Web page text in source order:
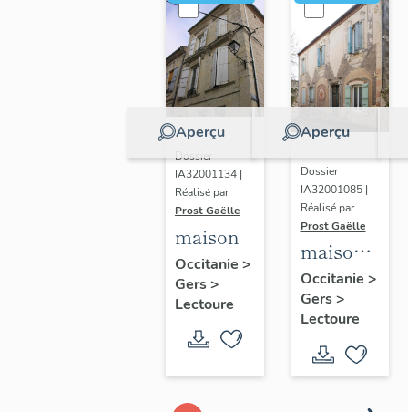
Aperçu
Dossier
IA32001134 |
Réalisé par
Prost Gaëlle
maison
Occitanie >
Gers>
Lectoure
Aperçu
Dossier
IA32001085 |
Réalisé par
Prost Gaëlle
maison
des
Clarinettes
Occitanie >
Gers>
Lectoure